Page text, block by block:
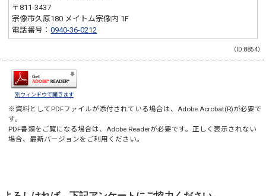
〒811-3437
宗像市久原180 メイトム宗像内 1F
電話番号：0940-36-0212
（ID:8854）
別ウィンドウで開きます
※資料としてPDFファイルが添付されている場合は、Adobe Acrobat(R)が必要で
す。
PDF書類をご覧になる場合は、Adobe Readerが必要です。正しく表示されない
場合、最新バージョンをご利用ください。